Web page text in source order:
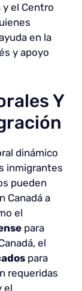
y el Centro
en la
y apoyo
Y
dinámico
inmigrantes
pueden
Canadá a
el
para
el
para
requeridas
el